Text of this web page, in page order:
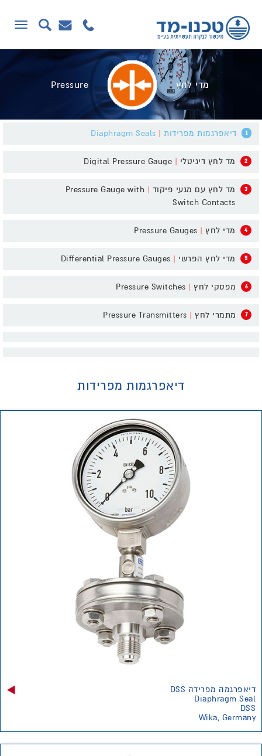
תפריט
מדי לחץ Pressure
1 דיאפרגמות מפרידות |
2 מד לחץ דיגיטלי |
3 מד לחץ עם מגעי פיקוד |
Pressure Gauge with
Switch Contacts
4 מדי לחץ |
5 מדי לחץ הפרשי |
6 מפסקי לחץ |
7 מתמרי לחץ |
דיאפרגמות מפרידות
דיאפרגמה מפרידה DSS
Diaphragm Seal
DSS
Wika, Germany